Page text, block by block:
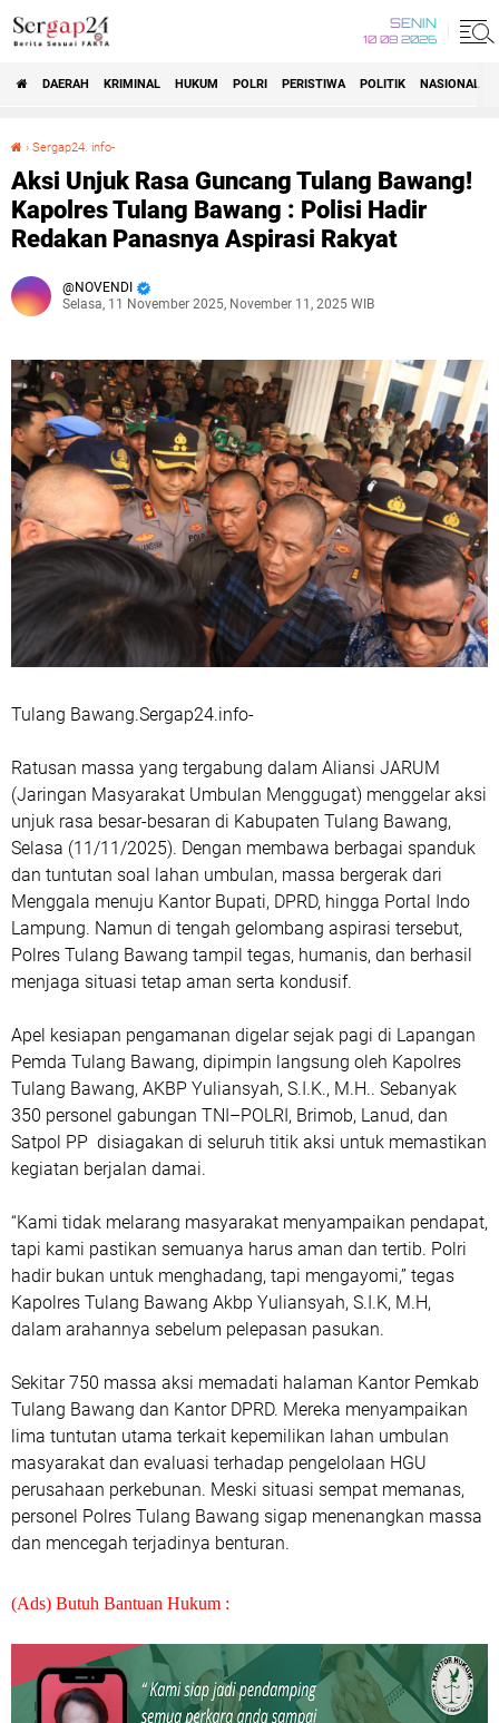
SENIN
10 08 2026
DAERAH KRIMINAL HUKUM POLRI PERISTIWA POLITIK NASIONAL
› Sergap24. info-
Aksi Unjuk Rasa Guncang Tulang Bawang!
Kapolres Tulang Bawang : Polisi Hadir
Redakan Panasnya Aspirasi Rakyat
NOVENDI
Selasa, 11 November 2025, November 11, 2025 WIB
Tulang Bawang.Sergap24.info-
Ratusan massa yang tergabung dalam Aliansi JARUM
(Jaringan Masyarakat Umbulan Menggugat) menggelar aksi
unjuk rasa besar-besaran di Kabupaten Tulang Bawang,
Selasa (11/11/2025). Dengan membawa berbagai spanduk
dan tuntutan soal lahan umbulan, massa bergerak dari
Menggala menuju Kantor Bupati, DPRD, hingga Portal Indo
Lampung. Namun di tengah gelombang aspirasi tersebut,
Polres Tulang Bawang tampil tegas, humanis, dan berhasil
menjaga situasi tetap aman serta kondusif.
Apel kesiapan pengamanan digelar sejak pagi di Lapangan
Pemda Tulang Bawang, dipimpin langsung oleh Kapolres
Tulang Bawang, AKBP Yuliansyah, S.I.K., M.H.. Sebanyak
350 personel gabungan TNI–POLRI, Brimob, Lanud, dan
Satpol PP disiagakan di seluruh titik aksi untuk memastikan
kegiatan berjalan damai.
“Kami tidak melarang masyarakat menyampaikan pendapat,
tapi kami pastikan semuanya harus aman dan tertib. Polri
hadir bukan untuk menghadang, tapi mengayomi,” tegas
Kapolres Tulang Bawang Akbp Yuliansyah, S.I.K, M.H,
dalam arahannya sebelum pelepasan pasukan.
Sekitar 750 massa aksi memadati halaman Kantor Pemkab
Tulang Bawang dan Kantor DPRD. Mereka menyampaikan
lima tuntutan utama terkait kepemilikan lahan umbulan
masyarakat dan evaluasi terhadap pengelolaan HGU
perusahaan perkebunan. Meski situasi sempat memanas,
personel Polres Tulang Bawang sigap menenangkan massa
dan mencegah terjadinya benturan.
(Ads) Butuh Bantuan Hukum :